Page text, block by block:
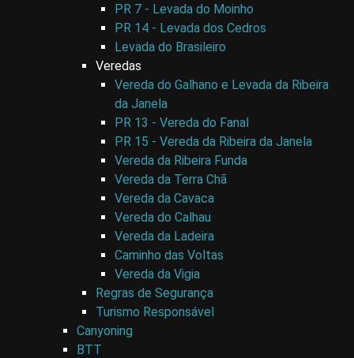
PR 7 - Levada do Moinho
PR 14 - Levada dos Cedros
Levada do Brasileiro
Veredas
Vereda do Galhano e Levada da Ribeira
da Janela
PR 13 - Vereda do Fanal
PR 15 - Vereda da Ribeira da Janela
Vereda da Ribeira Funda
Vereda da Terra Chã
Vereda da Cavaca
Vereda do Calhau
Vereda da Ladeira
Caminho das Voltas
Vereda da Vigia
Regras de Segurança
Turismo Responsável
Canyoning
BTT